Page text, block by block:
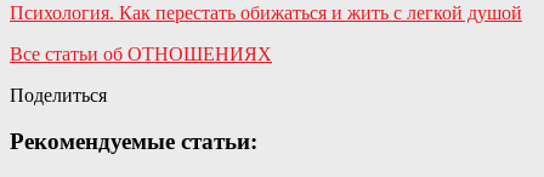
Психология. Как перестать обижаться и жить с легкой душой
Все статьи об ОТНОШЕНИЯХ
Поделиться
Рекомендуемые статьи: